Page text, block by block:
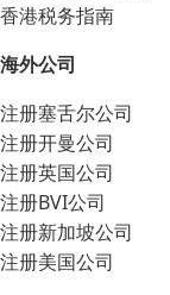
香港税务指南
海外公司
注册塞舌尔公司
注册开曼公司
注册英国公司
注册BVI公司
注册新加坡公司
注册美国公司